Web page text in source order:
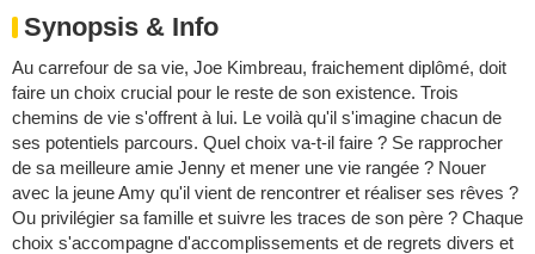
Synopsis & Info
Au carrefour de sa vie, Joe Kimbreau, fraichement diplômé, doit
faire un choix crucial pour le reste de son existence. Trois
chemins de vie s'offrent à lui. Le voilà qu'il s'imagine chacun de
ses potentiels parcours. Quel choix va-t-il faire ? Se rapprocher
de sa meilleure amie Jenny et mener une vie rangée ? Nouer
avec la jeune Amy qu'il vient de rencontrer et réaliser ses rêves ?
Ou privilégier sa famille et suivre les traces de son père ? Chaque
choix s'accompagne d'accomplissements et de regrets divers et